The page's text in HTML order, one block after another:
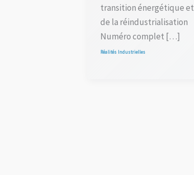
transition énergétique et
de la réindustrialisation
Numéro complet […]
Réalités Industrielles